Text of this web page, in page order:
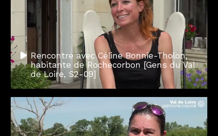
Rencontre avec Céline Bonnie-Tholon,
habitante de Rochecorbon [Gens du Val
de Loire, S2-09]